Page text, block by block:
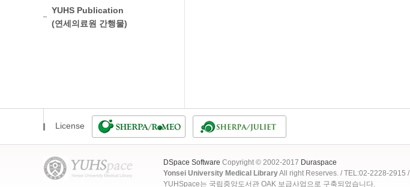
YUHS Publication
(연세의료원 간행물)
License
DSpace Software Copyright © 2002-2017 Duraspace
Yonsei University Medical LibraryAll right Reserves. / TEL:02-2228-2915 /
YUHSpace는 국립중앙도서관 OAK 보급사업으로 구축되었습니다.